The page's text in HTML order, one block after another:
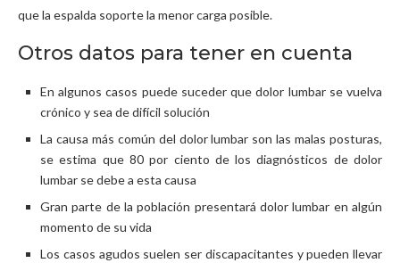
que la espalda soporte la menor carga posible.
Otros datos para tener en cuenta
En algunos casos puede suceder que dolor lumbar se vuelva
crónico y sea de difícil solución
La causa más común del dolor lumbar son las malas posturas,
se estima que 80 por ciento de los diagnósticos de dolor
lumbar se debe a esta causa
Gran parte de la población presentará dolor lumbar en algún
momento de su vida
Los casos agudos suelen ser discapacitantes y pueden llevar